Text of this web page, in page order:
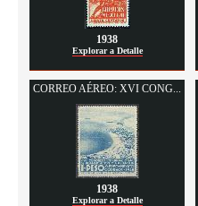
1938
Explorar a Detalle
CORREO AÉREO: XVI CONG...
1938
Explorar a Detalle